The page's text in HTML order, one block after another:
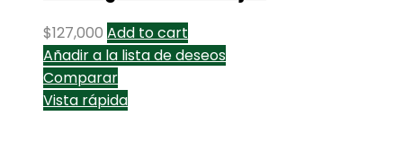
$127,000 Add to cart
Añadir a la lista de deseos
Comparar
Vista rápida